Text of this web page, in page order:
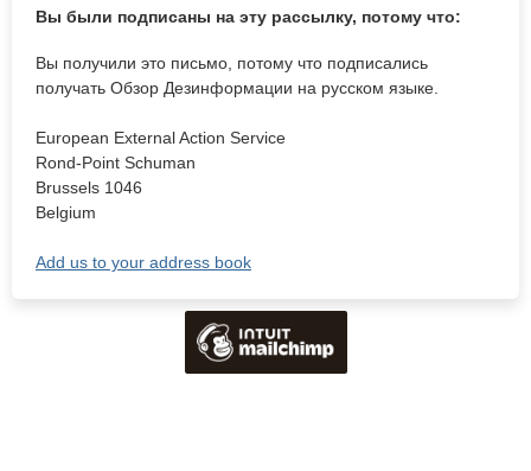
Вы были подписаны на эту рассылку, потому что:
Вы получили это письмо, потому что подписались
получать Обзор Дезинформации на русском языке.
European External Action Service
Rond-Point Schuman
Brussels 1046
Belgium
Add us to your address book